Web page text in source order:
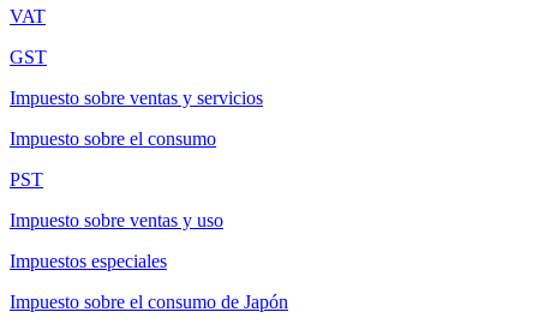
VAT
GST
Impuesto sobre ventas y servicios
Impuesto sobre el consumo
PST
Impuesto sobre ventas y uso
Impuestos especiales
Impuesto sobre el consumo de Japón